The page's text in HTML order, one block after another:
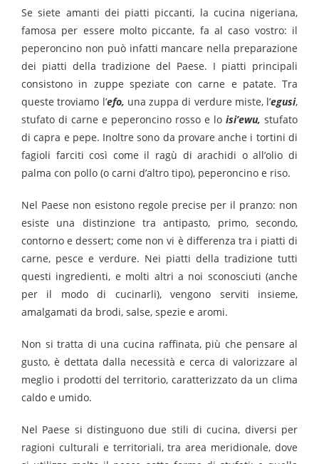
Se siete amanti dei piatti piccanti, la cucina nigeriana,
famosa per essere molto piccante, fa al caso vostro: il
peperoncino non può infatti mancare nella preparazione
dei piatti della tradizione del Paese. I piatti principali
consistono in zuppe speziate con carne e patate. Tra
queste troviamo l’efo, una zuppa di verdure miste, l’egusi,
stufato di carne e peperoncino rosso e lo isi’ewu, stufato
di capra e pepe. Inoltre sono da provare anche i tortini di
fagioli farciti così come il ragù di arachidi o all’olio di
palma con pollo (o carni d’altro tipo), peperoncino e riso.
Nel Paese non esistono regole precise per il pranzo: non
esiste una distinzione tra antipasto, primo, secondo,
contorno e dessert; come non vi è differenza tra i piatti di
carne, pesce e verdure. Nei piatti della tradizione tutti
questi ingredienti, e molti altri a noi sconosciuti (anche
per il modo di cucinarli), vengono serviti insieme,
amalgamati da brodi, salse, spezie e aromi.
Non si tratta di una cucina raffinata, più che pensare al
gusto, è dettata dalla necessità e cerca di valorizzare al
meglio i prodotti del territorio, caratterizzato da un clima
caldo e umido.
Nel Paese si distinguono due stili di cucina, diversi per
ragioni culturali e territoriali, tra area meridionale, dove